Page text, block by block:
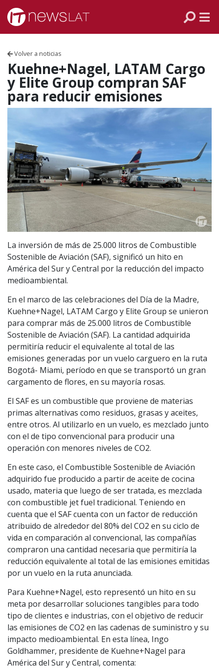
Skip to content
Volver a noticias
Kuehne+Nagel, LATAM Cargo
y Elite Group compran SAF
para reducir emisiones
La inversión de más de 25.000 litros de Combustible
Sostenible de Aviación (SAF), significó un hito en
América del Sur y Central por la reducción del impacto
medioambiental.
En el marco de las celebraciones del Día de la Madre,
Kuehne+Nagel, LATAM Cargo y Elite Group se unieron
para comprar más de 25.000 litros de Combustible
Sostenible de Aviación (SAF). La cantidad adquirida
permitiría reducir el equivalente al total de las
emisiones generadas por un vuelo carguero en la ruta
Bogotá- Miami, período en que se transportó un gran
cargamento de flores, en su mayoría rosas.
El SAF es un combustible que proviene de materias
primas alternativas como residuos, grasas y aceites,
entre otros. Al utilizarlo en un vuelo, es mezclado junto
con el de tipo convencional para producir una
operación con menores niveles de CO2.
En este caso, el Combustible Sostenible de Aviación
adquirido fue producido a partir de aceite de cocina
usado, materia que luego de ser tratada, es mezclada
con combustible jet fuel tradicional. Teniendo en
cuenta que el SAF cuenta con un factor de reducción
atribuido de alrededor del 80% del CO2 en su ciclo de
vida en comparación al convencional, las compañías
compraron una cantidad necesaria que permitiría la
reducción equivalente al total de las emisiones emitidas
por un vuelo en la ruta anunciada.
Para Kuehne+Nagel, esto representó un hito en su
meta por desarrollar soluciones tangibles para todo
tipo de clientes e industrias, con el objetivo de reducir
las emisiones de CO2 en las cadenas de suministro y su
impacto medioambiental. En esta línea, Ingo
Goldhammer, presidente de Kuehne+Nagel para
América del Sur y Central, comenta:
VENEZUELA
ECUADOR
PERÚ
CHILE
ARGENTINA
MÉXICO